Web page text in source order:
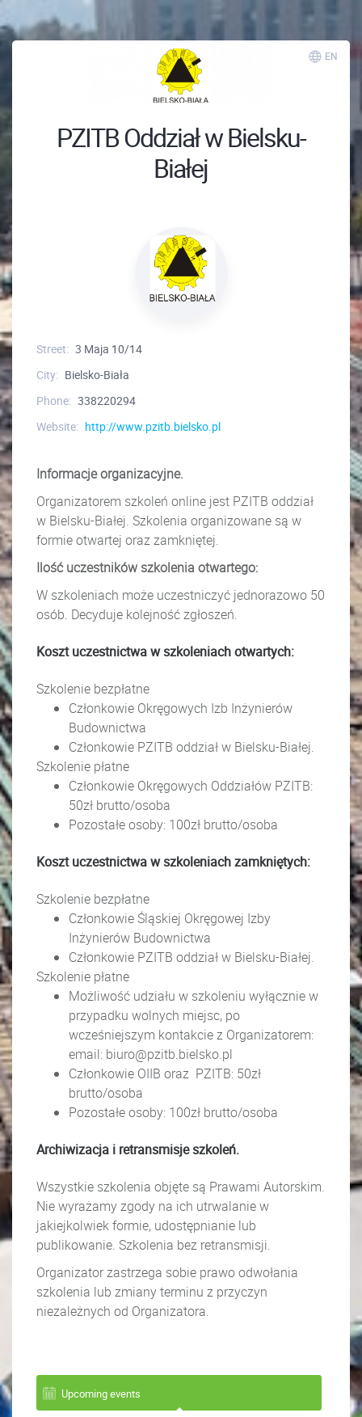
EN
PZITB Oddział w Bielsku-
Białej
Street: 3 Maja 10/14
City: Bielsko-Biała
Phone: 338220294
Website: http://www.pzitb.bielsko.pl
Informacje organizacyjne.
Organizatorem szkoleń online jest PZITB oddział
w Bielsku-Białej. Szkolenia organizowane są w
formie otwartej oraz zamkniętej.
Ilość uczestników szkolenia otwartego:
W szkoleniach może uczestniczyć jednorazowo 50
osób. Decyduje kolejność zgłoszeń.
Koszt uczestnictwa w szkoleniach otwartych:
Szkolenie bezpłatne
Członkowie Okręgowych Izb Inżynierów
Budownictwa
Członkowie PZITB oddział w Bielsku-Białej.
Szkolenie płatne
Członkowie Okręgowych Oddziałów PZITB:
50zł brutto/osoba
Pozostałe osoby: 100zł brutto/osoba
Koszt uczestnictwa w szkoleniach zamkniętych:
Szkolenie bezpłatne
Członkowie Śląskiej Okręgowej Izby
Inżynierów Budownictwa
Członkowie PZITB oddział w Bielsku-Białej.
Szkolenie płatne
Możliwość udziału w szkoleniu wyłącznie w
przypadku wolnych miejsc, po
wcześniejszym kontakcie z Organizatorem:
email: biuro@pzitb.bielsko.pl
Członkowie OIIB oraz PZITB: 50zł
brutto/osoba
Pozostałe osoby: 100zł brutto/osoba
Archiwizacja i retransmisje szkoleń.
Wszystkie szkolenia objęte są Prawami Autorskim.
Nie wyrażamy zgody na ich utrwalanie w
jakiejkolwiek formie, udostępnianie lub
publikowanie. Szkolenia bez retransmisji.
Organizator zastrzega sobie prawo odwołania
szkolenia lub zmiany terminu z przyczyn
niezależnych od Organizatora.
Upcoming events